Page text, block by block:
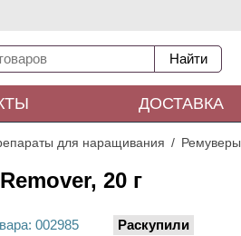
ДОСТАВКА
для наращивания Ремуверы
20 г
: 002985 Раскупили